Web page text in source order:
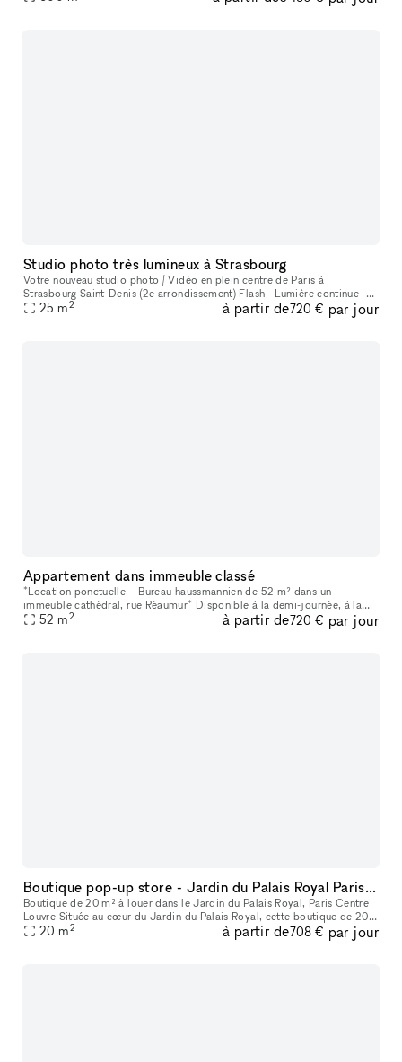
Studio photo très lumineux à Strasbourg
Votre nouveau studio photo / Vidéo en plein centre de Paris à
Strasbourg Saint-Denis (2e arrondissement) Flash - Lumière continue -
Lumière naturel Le studio se loue avec tout son équipement inclus
25 m2 à partir de720 € par jour
Appartement dans immeuble classé
*Location ponctuelle – Bureau haussmannien de 52 m² dans un
immeuble cathédral, rue Réaumur* Disponible à la demi-journée, à la
journée ou plus, ce bureau haussmannien de 52 m² se trouve dans les c
52 m2 à partir de720 € par jour
Boutique pop-up store - Jardin du Palais Royal Paris centre Louvre
Boutique de 20 m² à louer dans le Jardin du Palais Royal, Paris Centre
Louvre Située au cœur du Jardin du Palais Royal, cette boutique de 20
m² se distingue par son apparence élégante et moderne. El
20 m2 à partir de708 € par jour